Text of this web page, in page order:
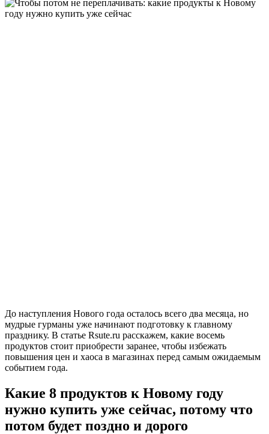
До наступления Нового года осталось всего два месяца, но
мудрые гурманы уже начинают подготовку к главному
празднику. В статье Rsute.ru расскажем, какие восемь
продуктов стоит приобрести заранее, чтобы избежать
повышения цен и хаоса в магазинах перед самым ожидаемым
событием года.
Какие 8 продуктов к Новому году
нужно купить уже сейчас, потому что
потом будет поздно и дорого